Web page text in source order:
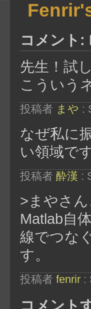
コメント:
先生！試
こういう
投稿者 まや :
なぜ私に
い領域です
投稿者 酔漢 :
>まやさ
Matlab自
線でつな
す。
投稿者 fenrir :
コメント